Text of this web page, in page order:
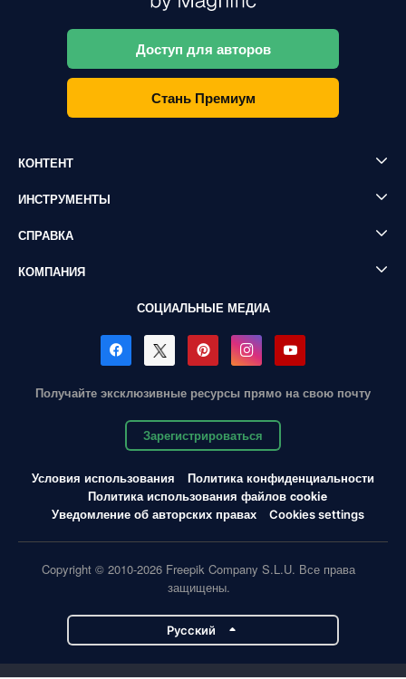
Доступ для авторов
Стань Премиум
КОНТЕНТ
ИНСТРУМЕНТЫ
СПРАВКА
КОМПАНИЯ
СОЦИАЛЬНЫЕ МЕДИА
Получайте эксклюзивные ресурсы прямо на свою почту
Зарегистрироваться
Условия использования
Политика конфиденциальности
Политика использования файлов cookie
Уведомление об авторских правах
Cookies settings
Copyright © 2010-2026 Freepik Company S.L.U. Все права
защищены.
Pусский